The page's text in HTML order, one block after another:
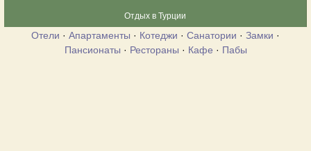
Отдых в Турции
Отели · Апартаменты · Котеджи · Санатории · Замки ·
Пансионаты · Рестораны · Кафе · Пабы